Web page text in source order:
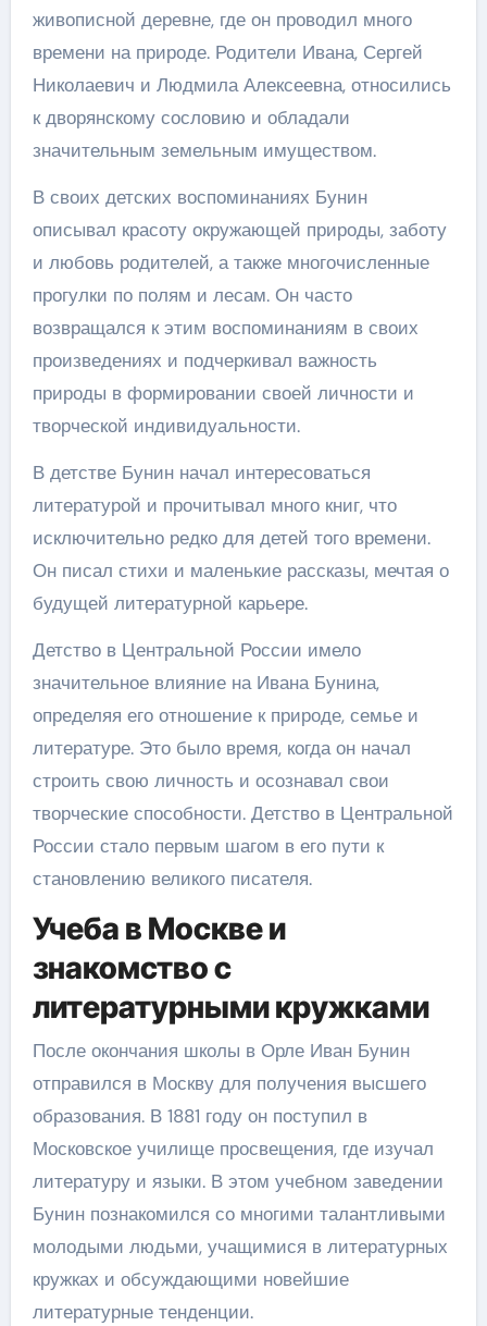
живописной деревне, где он проводил много
времени на природе. Родители Ивана, Сергей
Николаевич и Людмила Алексеевна, относились
к дворянскому сословию и обладали
значительным земельным имуществом.
В своих детских воспоминаниях Бунин
описывал красоту окружающей природы, заботу
и любовь родителей, а также многочисленные
прогулки по полям и лесам. Он часто
возвращался к этим воспоминаниям в своих
произведениях и подчеркивал важность
природы в формировании своей личности и
творческой индивидуальности.
В детстве Бунин начал интересоваться
литературой и прочитывал много книг, что
исключительно редко для детей того времени.
Он писал стихи и маленькие рассказы, мечтая о
будущей литературной карьере.
Детство в Центральной России имело
значительное влияние на Ивана Бунина,
определяя его отношение к природе, семье и
литературе. Это было время, когда он начал
строить свою личность и осознавал свои
творческие способности. Детство в Центральной
России стало первым шагом в его пути к
становлению великого писателя.
Учеба в Москве и
знакомство с
литературными кружками
После окончания школы в Орле Иван Бунин
отправился в Москву для получения высшего
образования. В 1881 году он поступил в
Московское училище просвещения, где изучал
литературу и языки. В этом учебном заведении
Бунин познакомился со многими талантливыми
молодыми людьми, учащимися в литературных
кружках и обсуждающими новейшие
литературные тенденции.